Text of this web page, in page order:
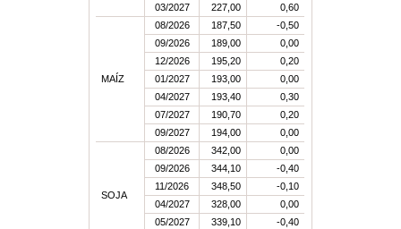
03/2027
227,00 0,60
MAÍZ
08/2026 187,50
-0,50
09/2026
189,00
0,00
12/2026
195,20
0,20
01/2027
193,00
0,00
04/2027
193,40
0,30
07/2027
190,70
0,20
09/2027
194,00 0,00
SOJA
08/2026 342,00
0,00
09/2026
344,10
-0,40
11/2026
348,50
-0,10
04/2027
328,00
0,00
05/2027
339,10
-0,40